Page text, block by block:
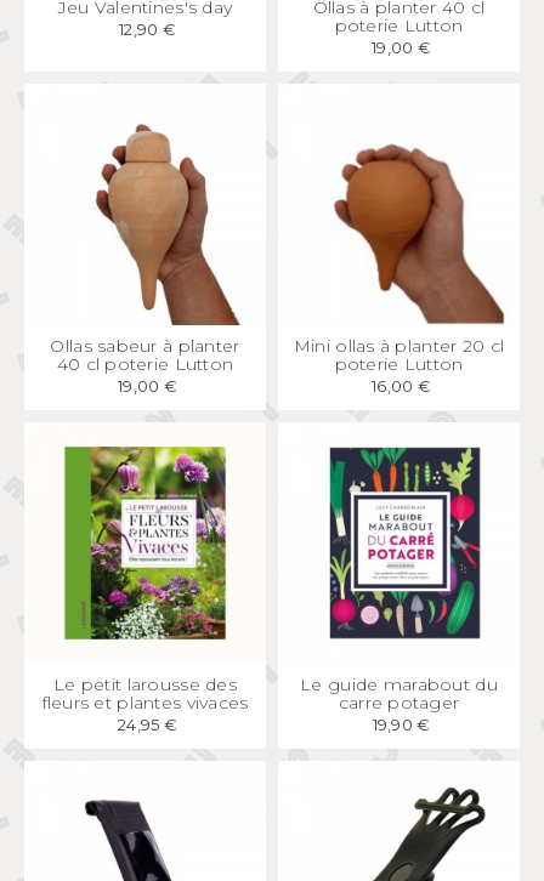
Jeu Valentines's day
12,90 €
Ollas à planter 40 cl
poterie Lutton
19,00 €
APERÇU RAPIDE
Ollas sabeur à planter
40 cl poterie Lutton
19,00 €
APERÇU RAPIDE
Mini ollas à planter 20 cl
poterie Lutton
16,00 €
APERÇU RAPIDE
Le petit larousse des
fleurs et plantes vivaces
24,95 €
APERÇU RAPIDE
Le guide marabout du
carre potager
19,90 €